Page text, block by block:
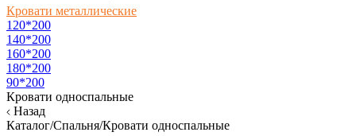
Кровати металлические
120*200
140*200
160*200
180*200
90*200
Кровати односпальные
Назад
Каталог/Спальня/Кровати односпальные